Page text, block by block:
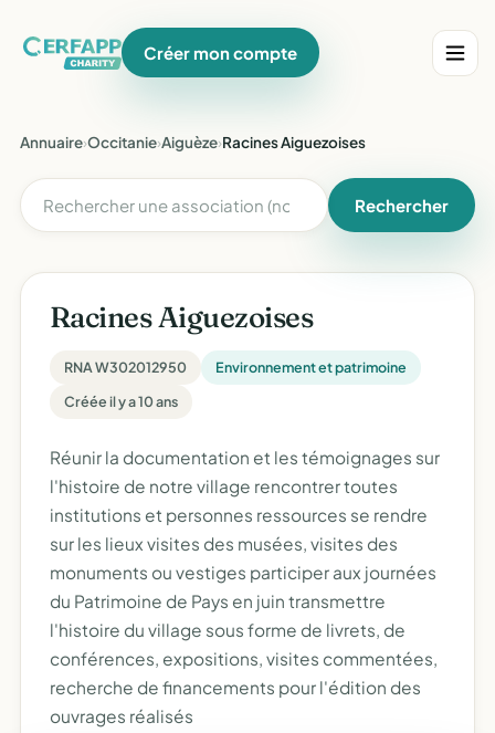
Créer mon compte
Annuaire›Occitanie›Aiguèze›Racines Aiguezoises
Rechercher
Racines Aiguezoises
RNA W302012950
Environnement et patrimoine
Créée il y a 10 ans
Réunir la documentation et les témoignages sur
l'histoire de notre village rencontrer toutes
institutions et personnes ressources se rendre
sur les lieux visites des musées, visites des
monuments ou vestiges participer aux journées
du Patrimoine de Pays en juin transmettre
l'histoire du village sous forme de livrets, de
conférences, expositions, visites commentées,
recherche de financements pour l'édition des
ouvrages réalisés